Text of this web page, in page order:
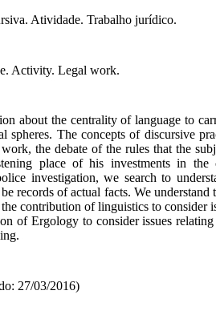
Atividade. Trabalho jurídico.
Activity. Legal work.
about the centrality of language to
spheres. The concepts of discursive
work, the debate of the rules that the
place of his investments in the
investigation, we search to
be records of actual facts. We understand
the contribution of linguistics to consider
of Ergology to consider issues
: 27/03/2016)